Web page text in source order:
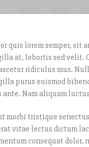
quis lorem semper, sit
at, lobortis sed velit.
ridiculus mus.
purus euismod
ante. Nam aliquam
morbi tristique
vitae lectus dictum
consequat